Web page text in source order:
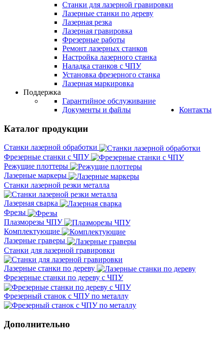
Станки для лазерной гравировки
Лазерные станки по дереву
Лазерная резка
Лазерная гравировка
Фрезерные работы
Ремонт лазерных станков
Настройка лазерного станка
Наладка станков с ЧПУ
Установка фрезерного станка
Лазерная маркировка
Поддержка
Гарантийное обслуживание
Документы и файлы
Контакты
Каталог продукции
Станки лазерной обработки
Фрезерные станки с ЧПУ
Режущие плоттеры
Лазерные маркеры
Станки лазерной резки металла
Лазерная сварка
Фрезы
Плазморезы ЧПУ
Комплектующие
Лазерные граверы
Станки для лазерной гравировки
Лазерные станки по дереву
Фрезерные станки по дереву с ЧПУ
Фрезерный станок с ЧПУ по металлу
Дополнительно